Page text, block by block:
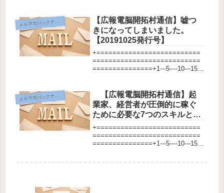
メ
ルマガバックナンバー
【広報電脳開拓村通信】嘘つ
きになってしまいました。
【20191025発行号】
+==========================
===========================
===============+1---5----10---15--
メ
ルマガバックナンバー
【広報電脳開拓村通信】起
業家、経営者が圧倒的に稼ぐ
ために必要な7つのスキルと
は？【20151001発行号】
+==========================
===========================
===============+1---5----10---15--